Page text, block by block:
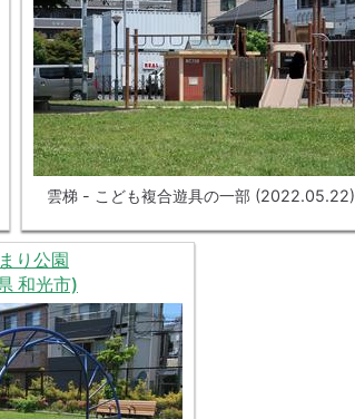
雲梯 - こども複合遊具の一部 (2022.05.22)
り公園
和光市)